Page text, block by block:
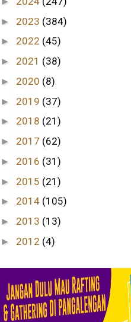
► 2023 (384)
► 2022 (45)
► 2021 (38)
► 2020 (8)
► 2019 (37)
► 2018 (21)
► 2017 (62)
► 2016 (31)
► 2015 (21)
► 2014 (105)
► 2013 (13)
► 2012 (4)